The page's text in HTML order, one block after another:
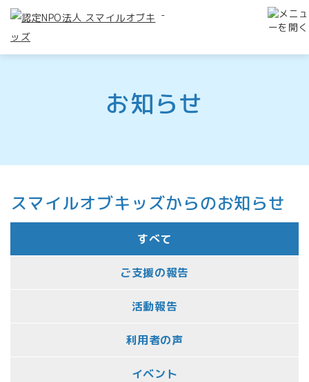
-
お知らせ
スマイルオブキッズからのお知らせ
すべて
ご支援の報告
活動報告
利用者の声
イベント